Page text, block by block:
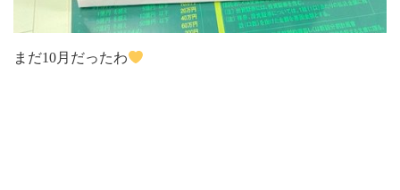
まだ10月だったわ